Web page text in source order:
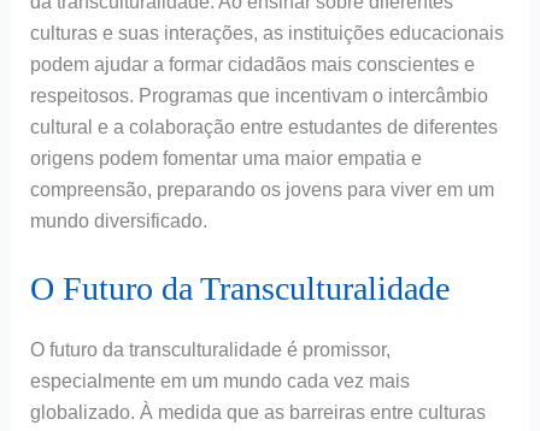
culturas e suas interações, as instituições educacionais
podem ajudar a formar cidadãos mais conscientes e
respeitosos. Programas que incentivam o intercâmbio
cultural e a colaboração entre estudantes de diferentes
origens podem fomentar uma maior empatia e
compreensão, preparando os jovens para viver em um
mundo diversificado.
O Futuro da Transculturalidade
O futuro da transculturalidade é promissor,
especialmente em um mundo cada vez mais
globalizado. À medida que as barreiras entre culturas